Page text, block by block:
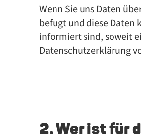
Wenn Sie uns Daten
befugt und diese Daten
informiert sind, soweit
Datenschutzerklärung
2. Wer ist für